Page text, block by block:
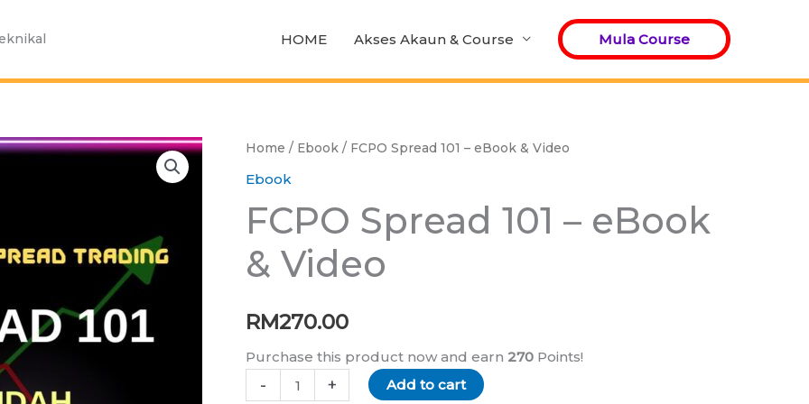
HOME Akses Akaun & Course Mula Course
Home / Ebook / FCPO Spread 101 – eBook & Video
Ebook
FCPO Spread 101 – eBook
& Video
RM270.00
Purchase this product now and earn 270 Points!
-
FCPO
Spread
&
quantity
+ Add to cart